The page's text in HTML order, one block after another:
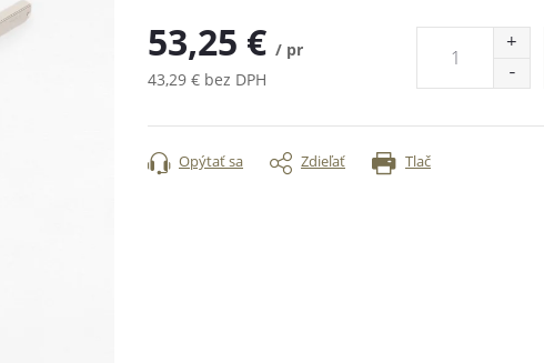
53,25 € / pr
43,29 € bez DPH
cena:
Tlač
Opýtať sa Zdieľať